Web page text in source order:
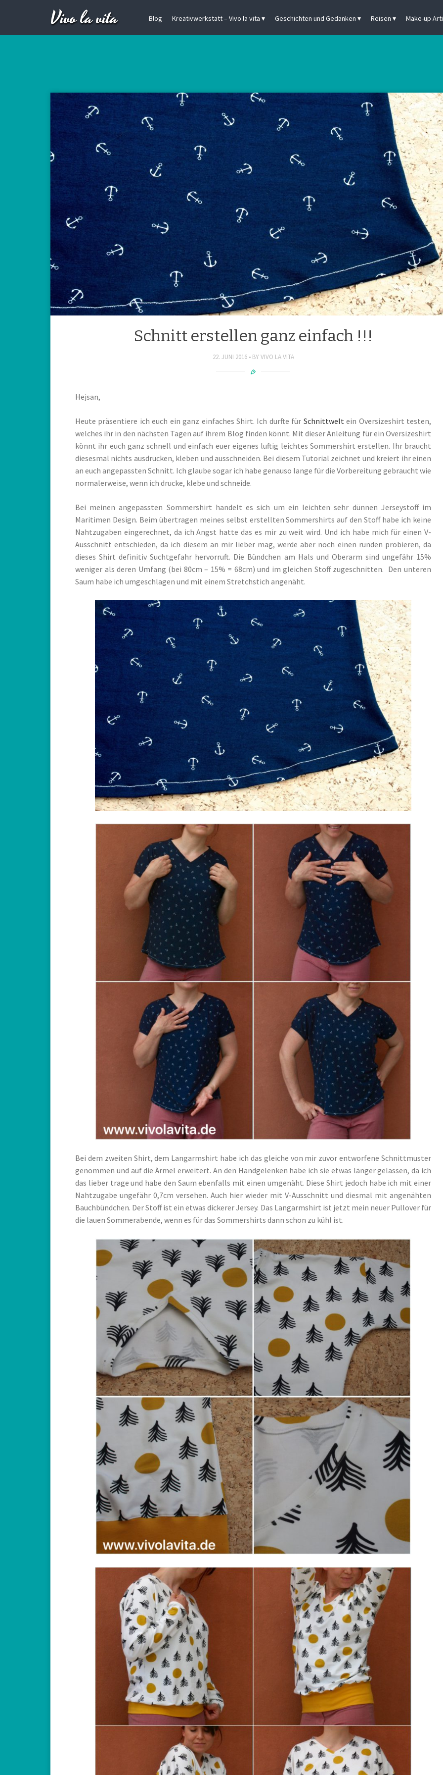
Vivo la vita Blog Kreativwerkstatt – Vivo la vita Geschichten und Gedanken Reisen Make-up
Schnitt erstellen ganz einfach !!!
22. JUNI 2016 BY VIVO LA VITA
Hejsan,
Heute präsentiere ich euch ein ganz einfaches Shirt. Ich durfte für Schnittweltein Oversizeshirt testen,
welches ihr in den nächsten Tagen auf ihrem Blog finden könnt. Mit dieser Anleitung für ein Oversizeshirt
könnt ihr euch ganz schnell und einfach euer eigenes luftig leichtes Sommershirt erstellen. Ihr braucht
diesesmal nichts ausdrucken, kleben und ausschneiden. Bei diesem Tutorial zeichnet und kreiert ihr einen
an euch angepassten Schnitt. Ich glaube sogar ich habe genauso lange für die Vorbereitung gebraucht wie
normalerweise, wenn ich drucke, klebe und schneide.
Bei meinen angepassten Sommershirt handelt es sich um ein leichten sehr dünnen Jerseystoff im
Maritimen Design. Beim übertragen meines selbst erstellten Sommershirts auf den Stoff habe ich keine
Nahtzugaben eingerechnet, da ich Angst hatte das es mir zu weit wird. Und ich habe mich für einen V-
Ausschnitt entschieden, da ich diesem an mir lieber mag, werde aber noch einen runden probieren, da
dieses Shirt definitiv Suchtgefahr hervorruft. Die Bündchen am Hals und Oberarm sind ungefähr 15%
weniger als deren Umfang (bei 80cm – 15% = 68cm) und im gleichen Stoff zugeschnitten. Den unteren
Saum habe ich umgeschlagen und mit einem Stretchstich angenäht.
Bei dem zweiten Shirt, dem Langarmshirt habe ich das gleiche von mir zuvor entworfene Schnittmuster
genommen und auf die Ärmel erweitert. An den Handgelenken habe ich sie etwas länger gelassen, da ich
das lieber trage und habe den Saum ebenfalls mit einen umgenäht. Diese Shirt jedoch habe ich mit einer
Nahtzugabe ungefähr 0,7cm versehen. Auch hier wieder mit V-Ausschnitt und diesmal mit angenähten
Bauchbündchen. Der Stoff ist ein etwas dickerer Jersey. Das Langarmshirt ist jetzt mein neuer Pullover für
die lauen Sommerabende, wenn es für das Sommershirts dann schon zu kühl ist.